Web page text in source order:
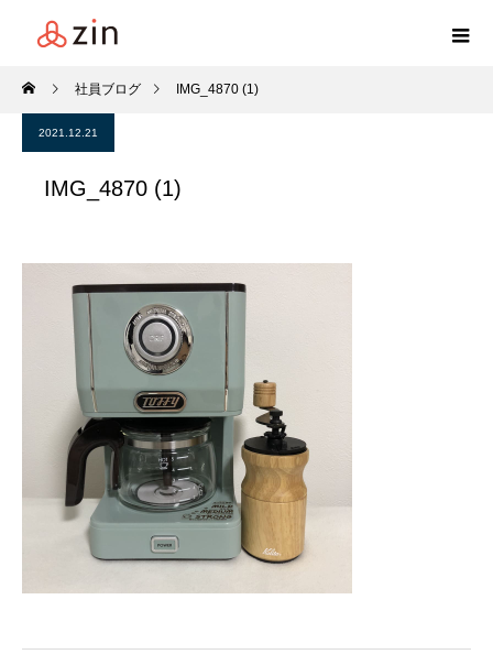
社員ブログ IMG_4870 (1)
2021.12.21
IMG_4870 (1)